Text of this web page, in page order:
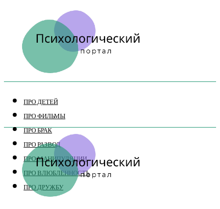
ПРО ДЕТЕЙ
ПРО ФИЛЬМЫ
ПРО БРАК
ПРО РАЗВОД
ПРО МАНИПУЛЯЦИИ
ПРО ВЛЮБЛЕННОСТЬ
ПРО ДРУЖБУ